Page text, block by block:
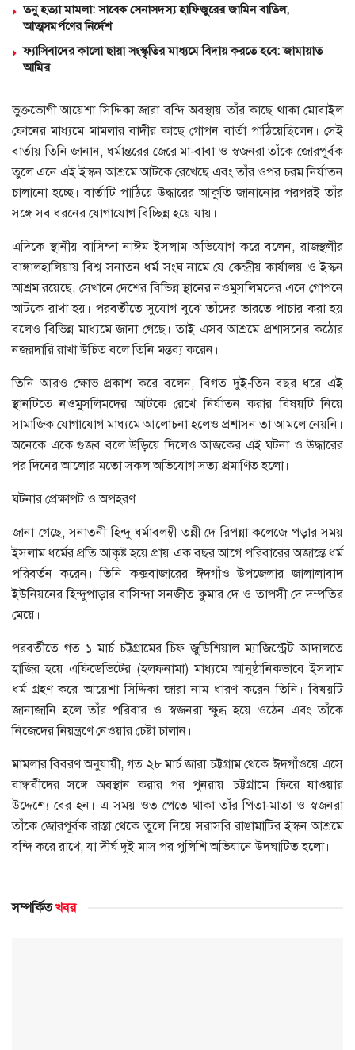
তনু হত্যা মামলা: সাবেক সেনাসদস্য হাফিজুরের জামিন বাতিল,
আত্মসমর্পণের নির্দেশ
ফ্যাসিবাদের কালো ছায়া সংস্কৃতির মাধ্যমে বিদায় করতে হবে: জামায়াত
আমির
ভুক্তভোগী আয়েশা সিদ্দিকা জারা বন্দি অবস্থায় তাঁর কাছে থাকা মোবাইল
ফোনের মাধ্যমে মামলার বাদীর কাছে গোপন বার্তা পাঠিয়েছিলেন। সেই
বার্তায় তিনি জানান, ধর্মান্তরের জেরে মা-বাবা ও স্বজনরা তাঁকে জোরপূর্বক
তুলে এনে এই ইস্কন আশ্রমে আটকে রেখেছে এবং তাঁর ওপর চরম নির্যাতন
চালানো হচ্ছে। বার্তাটি পাঠিয়ে উদ্ধারের আকুতি জানানোর পরপরই তাঁর
সঙ্গে সব ধরনের যোগাযোগ বিচ্ছিন্ন হয়ে যায়।
এদিকে স্থানীয় বাসিন্দা নাঈম ইসলাম অভিযোগ করে বলেন, রাজস্থলীর
বাঙ্গালহালিয়ায় বিশ্ব সনাতন ধর্ম সংঘ নামে যে কেন্দ্রীয় কার্যালয় ও ইস্কন
আশ্রম রয়েছে, সেখানে দেশের বিভিন্ন স্থানের নওমুসলিমদের এনে গোপনে
আটকে রাখা হয়। পরবর্তীতে সুযোগ বুঝে তাঁদের ভারতে পাচার করা হয়
বলেও বিভিন্ন মাধ্যমে জানা গেছে। তাই এসব আশ্রমে প্রশাসনের কঠোর
নজরদারি রাখা উচিত বলে তিনি মন্তব্য করেন।
তিনি আরও ক্ষোভ প্রকাশ করে বলেন, বিগত দুই-তিন বছর ধরে এই
স্থানটিতে নওমুসলিমদের আটকে রেখে নির্যাতন করার বিষয়টি নিয়ে
সামাজিক যোগাযোগ মাধ্যমে আলোচনা হলেও প্রশাসন তা আমলে নেয়নি।
অনেকে একে গুজব বলে উড়িয়ে দিলেও আজকের এই ঘটনা ও উদ্ধারের
পর দিনের আলোর মতো সকল অভিযোগ সত্য প্রমাণিত হলো।
ঘটনার প্রেক্ষাপট ও অপহরণ
জানা গেছে, সনাতনী হিন্দু ধর্মাবলম্বী তন্নী দে রিপন্না কলেজে পড়ার সময়
ইসলাম ধর্মের প্রতি আকৃষ্ট হয়ে প্রায় এক বছর আগে পরিবারের অজান্তে ধর্ম
পরিবর্তন করেন। তিনি কক্সবাজারের ঈদগাঁও উপজেলার জালালাবাদ
ইউনিয়নের হিন্দুপাড়ার বাসিন্দা সনজীত কুমার দে ও তাপসী দে দম্পতির
মেয়ে।
পরবর্তীতে গত ১ মার্চ চট্টগ্রামের চিফ জুডিশিয়াল ম্যাজিস্ট্রেট আদালতে
হাজির হয়ে এফিডেভিটের (হলফনামা) মাধ্যমে আনুষ্ঠানিকভাবে ইসলাম
ধর্ম গ্রহণ করে আয়েশা সিদ্দিকা জারা নাম ধারণ করেন তিনি। বিষয়টি
জানাজানি হলে তাঁর পরিবার ও স্বজনরা ক্ষুব্ধ হয়ে ওঠেন এবং তাঁকে
নিজেদের নিয়ন্ত্রণে নেওয়ার চেষ্টা চালান।
মামলার বিবরণ অনুযায়ী, গত ২৮ মার্চ জারা চট্টগ্রাম থেকে ঈদগাঁওয়ে এসে
বান্ধবীদের সঙ্গে অবস্থান করার পর পুনরায় চট্টগ্রামে ফিরে যাওয়ার
উদ্দেশ্যে বের হন। এ সময় ওত পেতে থাকা তাঁর পিতা-মাতা ও স্বজনরা
তাঁকে জোরপূর্বক রাস্তা থেকে তুলে নিয়ে সরাসরি রাঙামাটির ইস্কন আশ্রমে
বন্দি করে রাখে, যা দীর্ঘ দুই মাস পর পুলিশি অভিযানে উদঘাটিত হলো।
সম্পর্কিতখবর